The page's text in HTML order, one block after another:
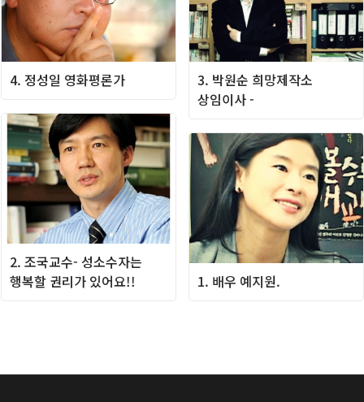
4. 정성일 영화평론가
3. 박원순 희망제작소
상임이사 -
2. 조국교수- 성소수자는
행복할 권리가 있어요!!
1. 배우 예지원.